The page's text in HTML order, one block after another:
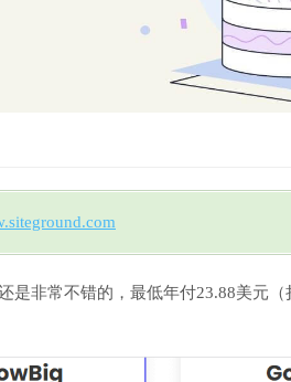
是非常不错的，最低年付23.88美元（